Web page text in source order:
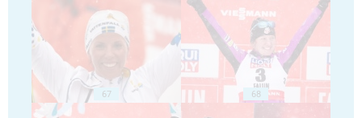
67 68